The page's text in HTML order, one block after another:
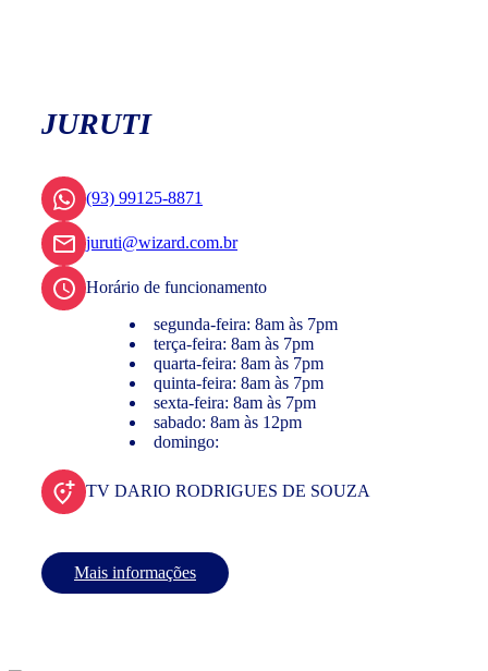
JURUTI
(93) 99125-8871
juruti@wizard.com.br
Horário de funcionamento
segunda-feira: 8am às 7pm
terça-feira: 8am às 7pm
quarta-feira: 8am às 7pm
quinta-feira: 8am às 7pm
sexta-feira: 8am às 7pm
sabado: 8am às 12pm
domingo:
TV DARIO RODRIGUES DE SOUZA
Mais informações